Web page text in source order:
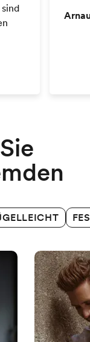
Business-Hemden